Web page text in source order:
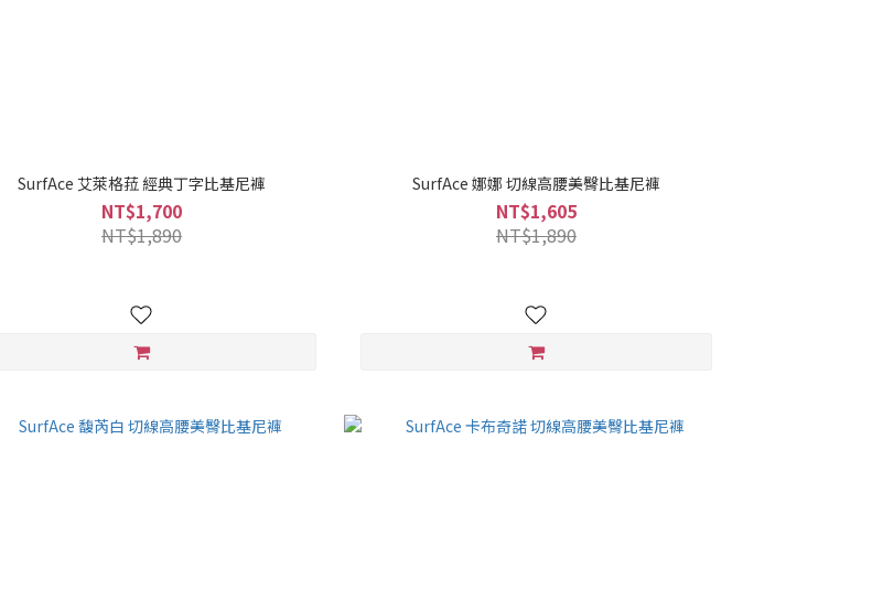
SurfAce 艾萊格菈 經典丁字比基尼褲
NT$1,700
NT$1,890
SurfAce 娜娜 切線高腰美臀比基尼褲
NT$1,605
NT$1,890